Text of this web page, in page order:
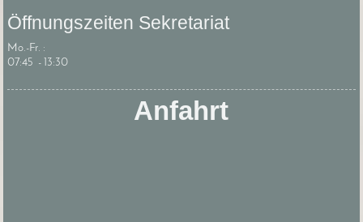
Öffnungszeiten Sekretariat
Mo.-Fr. :
07:45 - 13:30
Anfahrt